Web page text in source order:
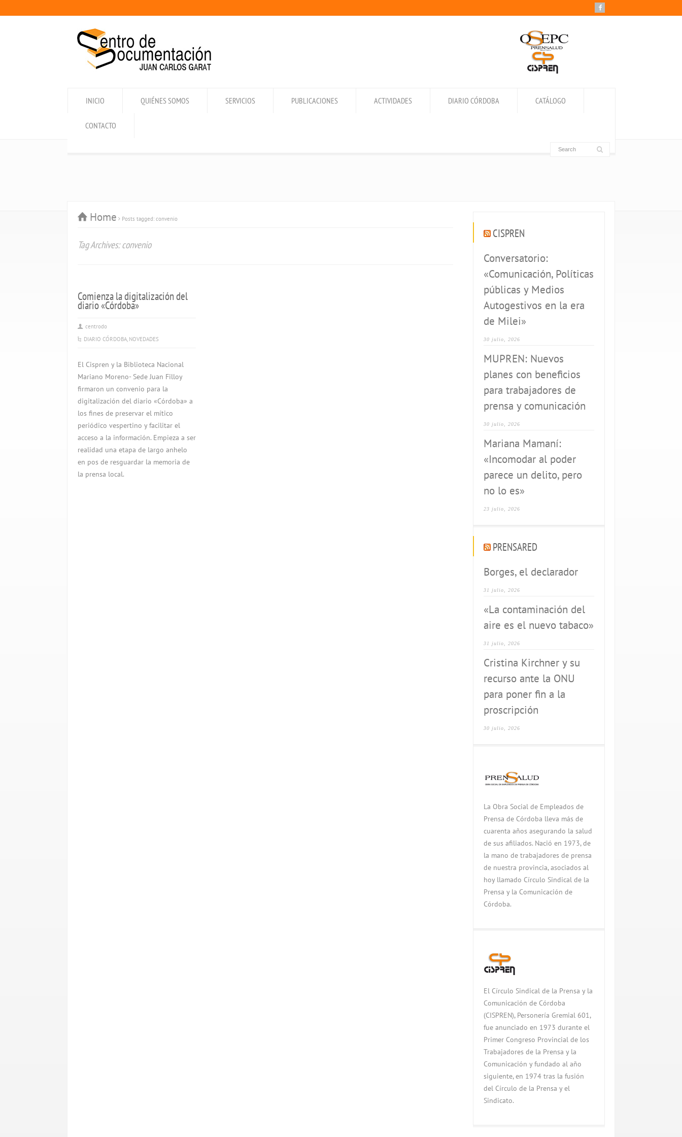
INICIO QUIÉNES SOMOS SERVICIOS PUBLICACIONES ACTIVIDADES DIARIO CÓRDOBA CATÁLOGO
CONTACTO
Home Posts tagged: convenio
Tag Archives: convenio
Comienza la digitalización del
diario «Córdoba»
centrodo
DIARIO CÓRDOBA, NOVEDADES
El Cispren y la Biblioteca Nacional
Mariano Moreno- Sede Juan Filloy
firmaron un convenio para la
digitalización del diario «Córdoba» a
los fines de preservar el mítico
periódico vespertino y facilitar el
acceso a la información. Empieza a ser
realidad una etapa de largo anhelo
en pos de resguardar la memoria de
la prensa local.
CISPREN
Conversatorio:
«Comunicación, Políticas
públicas y Medios
Autogestivos en la era
de Milei»
30 julio, 2026
MUPREN: Nuevos
planes con beneficios
para trabajadores de
prensa y comunicación
30 julio, 2026
Mariana Mamaní:
«Incomodar al poder
parece un delito, pero
no lo es»
23 julio, 2026
PRENSARED
Borges, el declarador
31 julio, 2026
«La contaminación del
aire es el nuevo tabaco»
31 julio, 2026
Cristina Kirchner y su
recurso ante la ONU
para poner fin a la
proscripción
30 julio, 2026
La Obra Social de Empleados de
Prensa de Córdoba lleva más de
cuarenta años asegurando la salud
de sus afiliados. Nació en 1973, de
la mano de trabajadores de prensa
de nuestra provincia, asociados al
hoy llamado Círculo Sindical de la
Prensa y la Comunicación de
Córdoba.
El Círculo Sindical de la Prensa y la
Comunicación de Córdoba
(CISPREN), Personería Gremial 601,
fue anunciado en 1973 durante el
Primer Congreso Provincial de los
Trabajadores de la Prensa y la
Comunicación y fundado al año
siguiente, en 1974 tras la fusión
del Círculo de la Prensa y el
Sindicato.